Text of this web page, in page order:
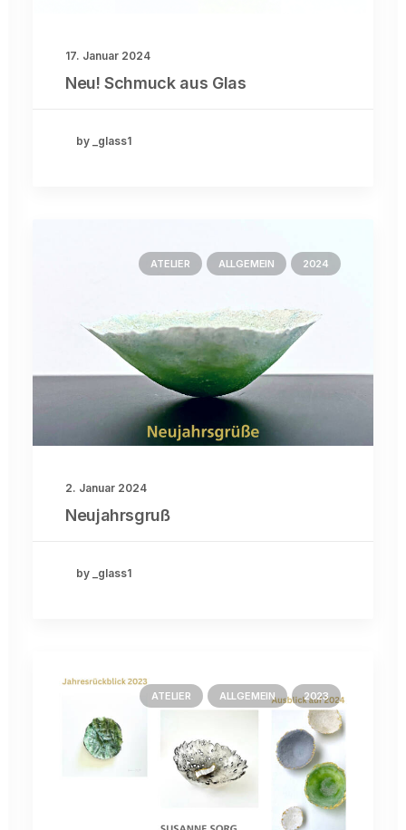
17. Januar 2024
Neu! Schmuck aus Glas
by _glass1
ATELIER ALLGEMEIN 2024
2. Januar 2024
Neujahrsgruß
by _glass1
ATELIER ALLGEMEIN 2023